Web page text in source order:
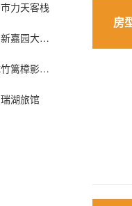
力天客栈
温州新嘉园大酒店
文成竹篱樟影民宿
湖旅馆
房